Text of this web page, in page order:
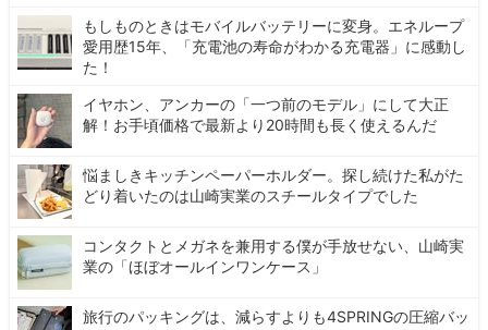
もしものときはモバイルバッテリーに変身。エネループ
愛用歴15年、「充電池の寿命がわかる充電器」に感動し
た！
イヤホン、アンカーの「一つ前のモデル」にして大正
解！お手頃価格で最新より20時間も長く使えるんだ
悩ましきキッチンペーパーホルダー。探し続けた私がた
どり着いたのは山崎実業のスチールタイプでした
コンタクトとメガネを兼用する僕が手放せない、山崎実
業の「ほぼオールインワンケース」
旅行のパッキングは、減らすよりも4SPRINGの圧縮バッ